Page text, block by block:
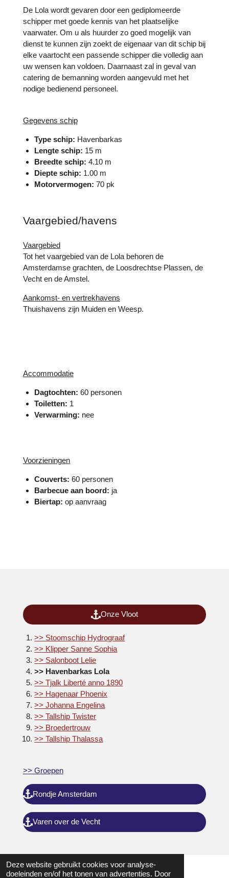
Deze website gebruikt cookies voor analyse-
doeleinden en/of het tonen van advertenties. Door
De Lola wordt gevaren door een gediplomeerde
schipper met goede kennis van het plaatselijke
vaarwater. Om u als huurder zo goed mogelijk van
dienst te kunnen zijn zoekt de eigenaar van dit schip bij
elke vaartocht een passende schipper die volledig aan
uw wensen kan voldoen. Daarnaast zal in geval van
catering de bemanning worden aangevuld met het
nodige bedienend personeel.
Gegevens schip
Type schip: Havenbarkas
Lengte schip: 15 m
Breedte schip: 4.10 m
Diepte schip: 1.00 m
Motorvermogen: 70 pk
Vaargebied/havens
Vaargebied
Tot het vaargebied van de Lola behoren de
Amsterdamse grachten, de Loosdrechtse Plassen, de
Vecht en de Amstel.
Aankomst- en vertrekhavens
Thuishavens zijn Muiden en Weesp.
Accommodatie
Dagtochten: 60 personen
Toiletten: 1
Verwarming: nee
Voorzieningen
Couverts: 60 personen
Barbecue aan boord: ja
Biertap: op aanvraag
Onze Vloot
>> Stoomschip Hydrograaf
>> Klipper Sanne Sophia
>> Salonboot Lelie
>> Havenbarkas Lola
>> Tjalk Liberté anno 1890
>> Hagenaar Phoenix
>> Johanna Engelina
>> Tallship Twister
>> Broedertrouw
>> Tallship Thalassa
>> Groepen
Rondje Amsterdam
Varen over de Vecht